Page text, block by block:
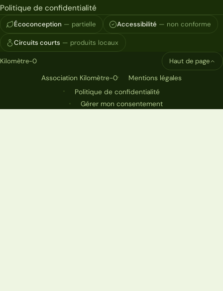
Politique de confidentialité
Écoconception — partielle Accessibilité — non conforme
Circuits courts — produits locaux
Kilomètre-0
Association Kilomètre-0
Mentions légales
Politique de confidentialité
Gérer mon consentement
Haut de page